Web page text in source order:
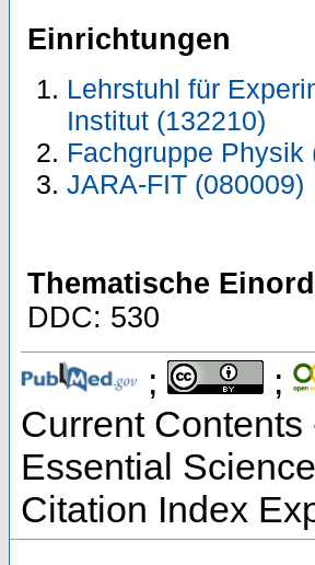
Einrichtungen
Lehrstuhl für
Institut (132210)
Fachgruppe Physik
JARA-FIT (080009)
Thematische
DDC: 530
; ;
Current
Essential
Citation Index